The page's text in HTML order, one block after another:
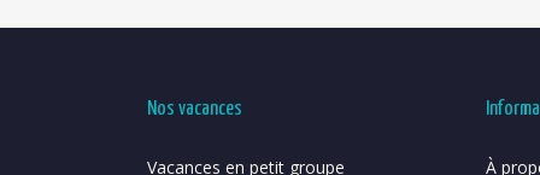
Nos vacances
Vacances en petit groupe À